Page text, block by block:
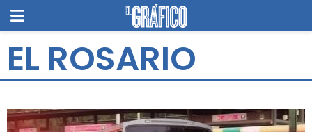
EL ROSARIO